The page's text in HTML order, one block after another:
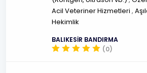
Acil Veteriner Hizmetleri ,
Hekimlik
BALIKESİR BANDIRMA
(0)